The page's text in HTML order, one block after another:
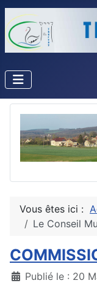
Vous êtes ici :
Le Conseil
DétailsPublié le : 20